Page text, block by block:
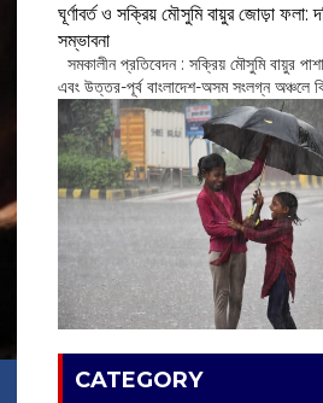
ঘূর্ণাবর্ত ও সক্রিয় মৌসুমি বায়ুর জোড়া ফলা:
সম্ভাবনা
সমকালীন প্রতিবেদন : সক্রিয় মৌসুমি বায়ুর
এবং উত্তর-পূর্ব বাংলাদেশ-অসম সংলগ্ন অঞ্চলে
CATEGORY